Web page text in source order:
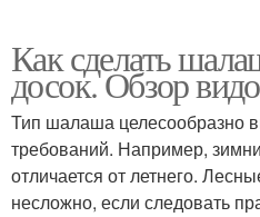
Как сделать
досок. Обзор
Тип шалаша целесообразно
требований. Например,
отличается от летнего.
несложно, если следовать